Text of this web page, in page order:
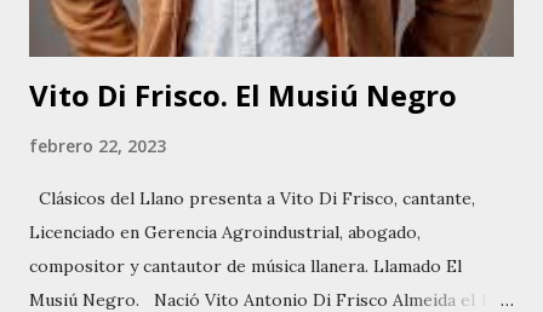
Vito Di Frisco. El Musiú Negro
febrero 22, 2023
Clásicos del Llano presenta a Vito Di Frisco, cantante,
Licenciado en Gerencia Agroindustrial, abogado,
compositor y cantautor de música llanera. Llamado El
Musiú Negro. Nació Vito Antonio Di Frisco Almeida el 17